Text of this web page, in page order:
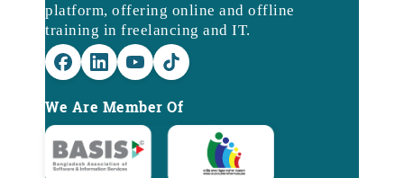
platform, offering online and offline
training in freelancing and IT.
We Are Member Of